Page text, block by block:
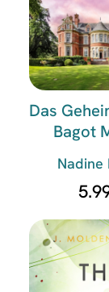
Das
Bagot
Nadine